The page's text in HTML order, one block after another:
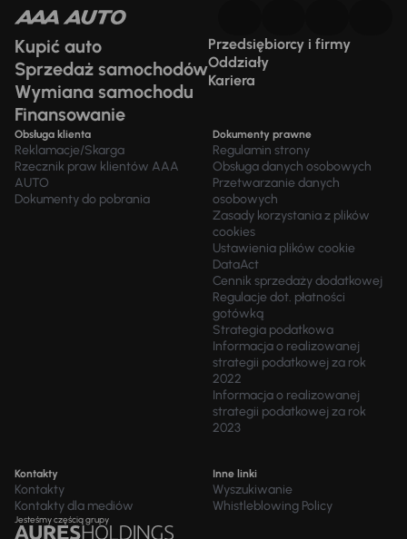
Kupić auto
Sprzedaż samochodów
Wymiana samochodu
Finansowanie
Przedsiębiorcy i firmy
Oddziały
Kariera
Obsługa klienta
Reklamacje/Skarga
Rzecznik praw klientów AAA
AUTO
Dokumenty do pobrania
Dokumenty prawne
Regulamin strony
Obsługa danych osobowych
Przetwarzanie danych
osobowych
Zasady korzystania z plików
cookies
Ustawienia plików cookie
DataAct
Cennik sprzedaży dodatkowej
Regulacje dot. płatności
gotówką
Strategia podatkowa
Informacja o realizowanej
strategii podatkowej za rok
2022
Informacja o realizowanej
strategii podatkowej za rok
2023
Kontakty
Kontakty
Kontakty dla mediów
Inne linki
Wyszukiwanie
Whistleblowing Policy
Jesteśmy częścią grupy